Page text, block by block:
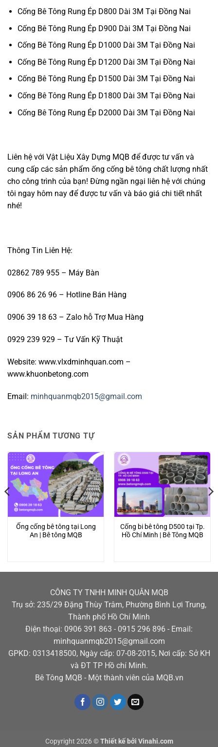
Cống Bê Tông Rung Ép D800 Dài 3M Tại Đồng Nai
Cống Bê Tông Rung Ép D900 Dài 3M Tại Đồng Nai
Cống Bê Tông Rung Ép D1000 Dài 3M Tại Đồng Nai
Cống Bê Tông Rung Ép D1200 Dài 3M Tại Đồng Nai
Cống Bê Tông Rung Ép D1500 Dài 3M Tại Đồng Nai
Cống Bê Tông Rung Ép D1800 Dài 3M Tại Đồng Nai
Cống Bê Tông Rung Ép D2000 Dài 3M Tại Đồng Nai
Liên hệ với Vật Liệu Xây Dựng MQB để được tư vấn và
cung cấp các sản phẩm ống cống bê tông chất lượng nhất
cho công trình của bạn! Đừng ngần ngại liên hệ với chúng
tôi ngay hôm nay để được tư vấn và báo giá chi tiết nhất
nhé!
Thông Tin Liên Hệ:
02862 789 955 – Máy Bàn
0906 86 26 96 – Hotline Bán Hàng
0906 39 18 63 – Zalo hỗ Trợ Mua Hàng
0929 239 929 – Tư Vấn Kỹ Thuật
Website: www.vlxdminhquan.com –
www.khuonbetong.com
Email: minhquanmqb2015@gmail.com
SẢN PHẨM TƯƠNG TỰ
Ống cống bê tông tại Long
An | Bê tông MQB
Cống bi bê tông D500 tại Tp.
Hồ Chí Minh | Bê Tông MQB
CÔNG TY TNHH MINH QUÂN MQB
Trụ sở: 235/29 Đặng Thùy Trâm, Phường Bình Lợi Trung,
Thành phố Hồ Chí Minh
Điện thoại: 0906 391 863 - 0915 296 896 - Email:
minhquanmqb2015@gmail.com
GPKD: 0313418500, Ngày cấp: 07-08-2015, Nơi cấp: Sở KH
và ĐT TP Hồ chí Minh.
Bê Tông MQB - Một thành viên của MQB.vn
Copyright 2026 ©Thiết kế bởi Vinahi.com